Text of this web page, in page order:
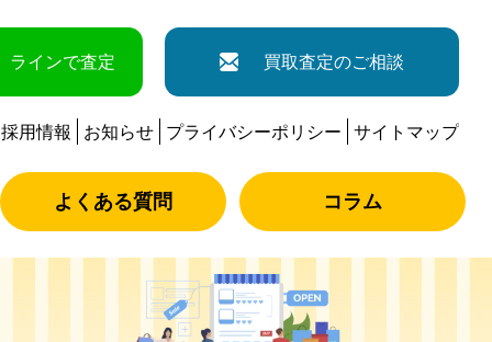
ラインで査定 買取査定のご相談
採用情報 お知らせ プライバシーポリシー サイトマップ
よくある質問 コラム